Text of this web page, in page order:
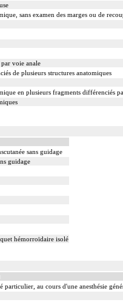
sans examen des marges ou de
voie anale
de plusieurs structures anatomiques
en plusieurs fragments différenciés
sans guidage
guidage
hémorroïdaire isolé
au cours d'une anesthésie